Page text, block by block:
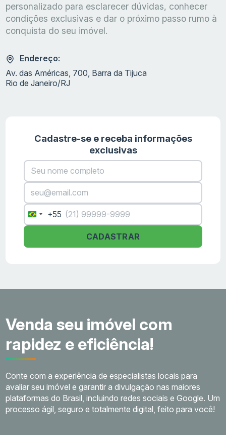
personalizado para esclarecer dúvidas, conhecer
condições exclusivas e dar o próximo passo rumo à
conquista do seu imóvel.
Endereço:
Av. das Américas, 700, Barra da Tijuca
Rio de Janeiro/RJ
Cadastre-se e receba informações
exclusivas
Brazil
+55
+55
CADASTRAR
Venda seu imóvel com
rapidez e eficiência!
Conte com a experiência de especialistas locais para
avaliar seu imóvel e garantir a divulgação nas maiores
plataformas do Brasil, incluindo redes sociais e Google. Um
processo ágil, seguro e totalmente digital, feito para você!